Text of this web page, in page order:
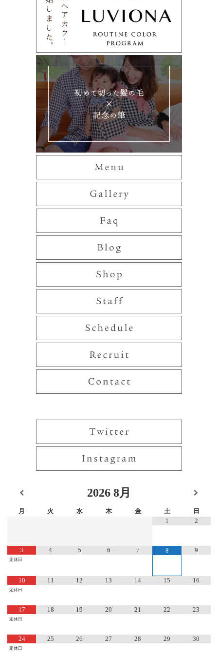
2026 8月
月 火 水 木 金 土
日
1
2
3
定休日
4 5 6 7 8 9
10
定休日
11 12 13 14 15 16
17
定休日
18 19 20 21 22 23
24
定休日
25 26 27 28 29 30